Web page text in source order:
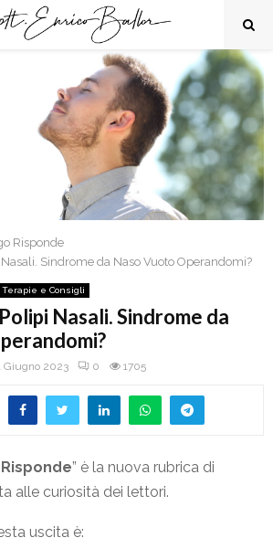
Risponde
Sindrome da Naso Vuoto Operandomi?
Terapie e Consigli
Nasali. Sindrome da
Giugno 2023 0 1705
” è la nuova rubrica di
alle curiosità dei lettori.
uscita è: